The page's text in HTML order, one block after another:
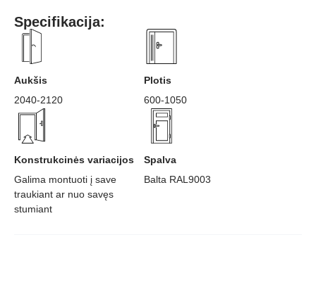
Specifikacija:
Aukšis
2040-2120
Plotis
600-1050
Konstrukcinės variacijos
Galima montuoti į save
traukiant ar nuo savęs
stumiant
Spalva
Balta RAL9003